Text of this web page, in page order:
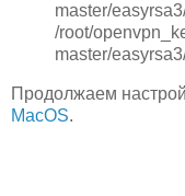
master/
/root/
master/
Продолжаем
MacOS.